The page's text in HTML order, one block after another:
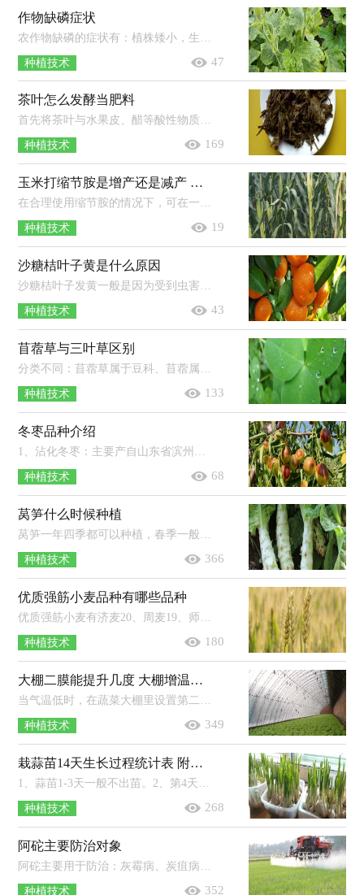
作物缺磷症状
种植技术 47
茶叶怎么发酵当肥料
首先将茶叶与水果皮、醋等酸性物质混合，再放入密封的容器中，放在太阳直射的地方进行发酵，保证其温度在40℃左右，温度过高时可加适量凉...
种植技术 169
玉米打缩节胺是增产还是减产 缩节胺打过量了怎么办
在合理使用缩节胺的情况下，可在一定程度上提高玉米产量，若过量使用缩节胺，则容易使玉米的生长受到抑制，导致减产。使用缩节胺应根据玉...
种植技术 19
沙糖桔叶子黄是什么原因
沙糖桔叶子发黄一般是因为受到虫害（如红蜘蛛）、营养失衡（如缺氮、缺铁）等原因导致的。红蜘蛛主要为害柑橘叶片、枝梢和果实，严重时被害...
种植技术 43
苜蓿草与三叶草区别
分类不同：苜蓿草属于豆科、苜蓿属，三叶草属于豆科、车轴草属。品种不同：苜蓿草通常指苜蓿属植物，三叶草通常指具有三出指状复叶的草本...
种植技术 133
冬枣品种介绍
1、沾化冬枣：主要产自山东省滨州市沾化区，果实中等偏大，果皮薄而脆，果肉细嫩多汁。2、大荔冬枣：陕西省渭南市大荔县的特产，果个大，果皮薄...
种植技术 68
莴笋什么时候种植
莴笋一年四季都可以种植，春季一般在2-3月份种植，此时种植成活率较高；夏季一般在6-7月份种植，种植后需要用遮阳网防晒；秋季一般在8-9月...
种植技术 366
优质强筋小麦品种有哪些品种
优质强筋小麦有济麦20、周麦19、师栾02-1、鄂麦23、新麦26、永良4号等品种。1、济麦20：属于中晚熟半冬性小麦，株型紧凑，株高73厘米左...
种植技术 180
大棚二膜能提升几度 大棚增温宝成分
种植技术 349
栽蒜苗14天生长过程统计表 附蒜苗的种植时间
种植技术 268
阿砣主要防治对象
种植技术 352